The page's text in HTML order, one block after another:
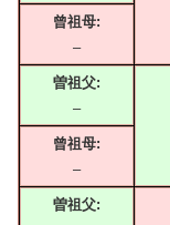
曾祖母:
–
曽祖父:
–
曾祖母:
–
曽祖父: